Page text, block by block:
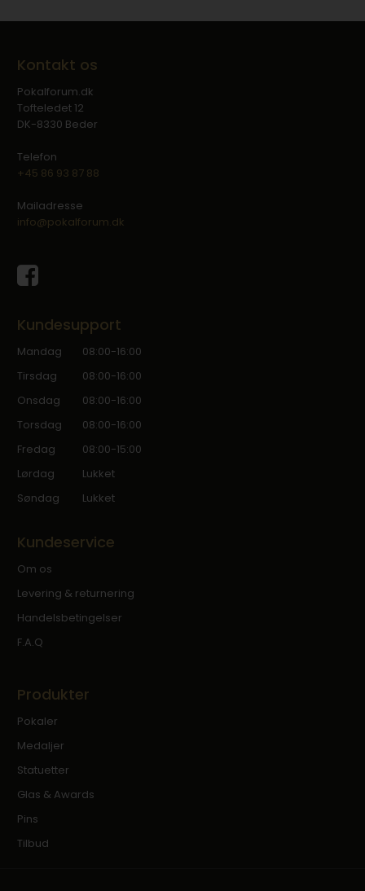
Kontakt os
Pokalforum.dk
Tofteledet 12
DK-8330 Beder
Telefon
+45 86 93 87 88
Mailadresse
info@pokalforum.dk
Kundesupport
Mandag
08:00-16:00
Tirsdag
08:00-16:00
Onsdag
08:00-16:00
Torsdag
08:00-16:00
Fredag
08:00-15:00
Lørdag
Lukket
Søndag
Lukket
Kundeservice
Om os
Levering & returnering
Handelsbetingelser
F.A.Q
Produkter
Pokaler
Medaljer
Statuetter
Glas & Awards
Pins
Tilbud